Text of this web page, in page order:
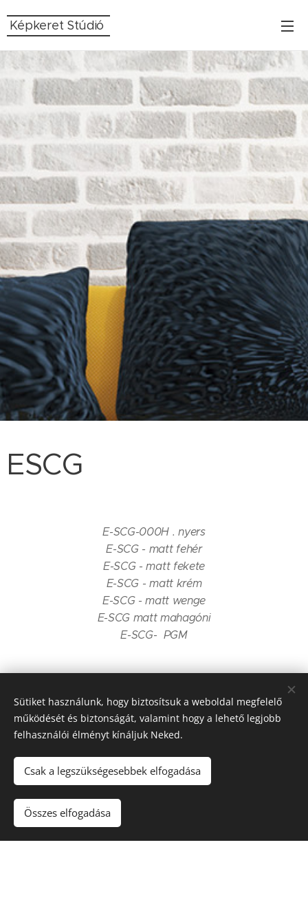
Képkeret Stúdió
ESCG
E-SCG-000H . nyers
E-SCG - matt fehér
E-SCG - matt fekete
E-SCG - matt krém
E-SCG - matt wenge
E-SCG matt mahagóni
E-SCG- PGM
E-SCG A612 - ezüst
E-SCG A615 - fekete/ezüst
Sütiket használunk, hogy biztosítsuk a weboldal megfelelő
működését és biztonságát, valamint hogy a lehető legjobb
felhasználói élményt kínáljuk Neked.
Csak a legszükségesebbek elfogadása
Összes elfogadása